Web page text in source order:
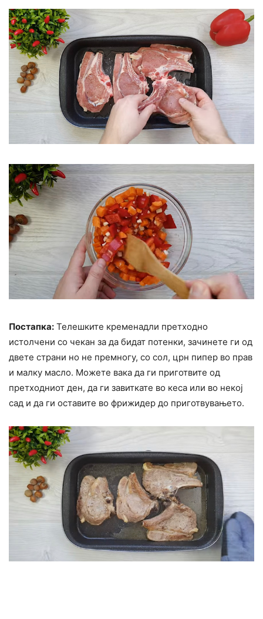
Постапка: Телешките кременадли претходно
истолчени со чекан за да бидат потенки, зачинете ги од
двете страни но не премногу, со сол, црн пипер во прав
и малку масло. Можете вака да ги приготвите од
претходниот ден, да ги завиткате во кеса или во некој
сад и да ги оставите во фрижидер до приготвувањето.